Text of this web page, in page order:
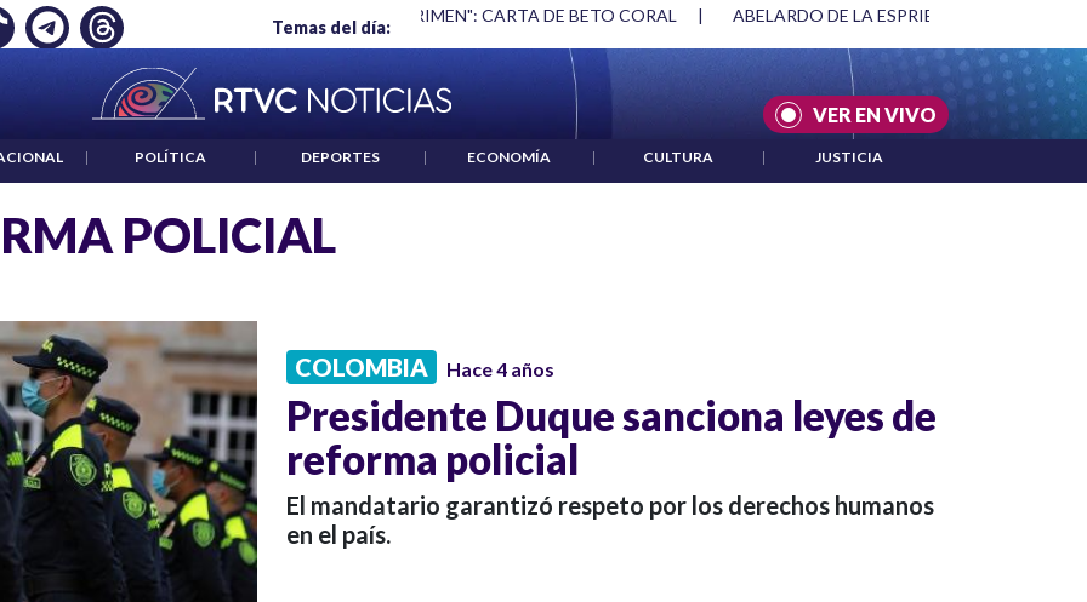
Temas del día:
EMPLEO: JP MORGAN "HABLAR NO ES UN CRIMEN": CARTA DE BETO CORAL | ABELARDO DE LA ESPRIELLA Y DMG
VER EN VIVO
| POLÍTICA | DEPORTES | ECONOMÍA | CULTURA | JUSTICIA
POLICIAL
COLOMBIA Hace 4 años
Presidente Duque sanciona leyes de
reforma policial
El mandatario garantizó respeto por los derechos humanos
en el país.